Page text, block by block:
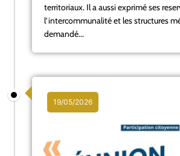
territoriaux. Il a aussi exprimé ses
l’intercommunalité et les structures
demandé...
19/05/2026